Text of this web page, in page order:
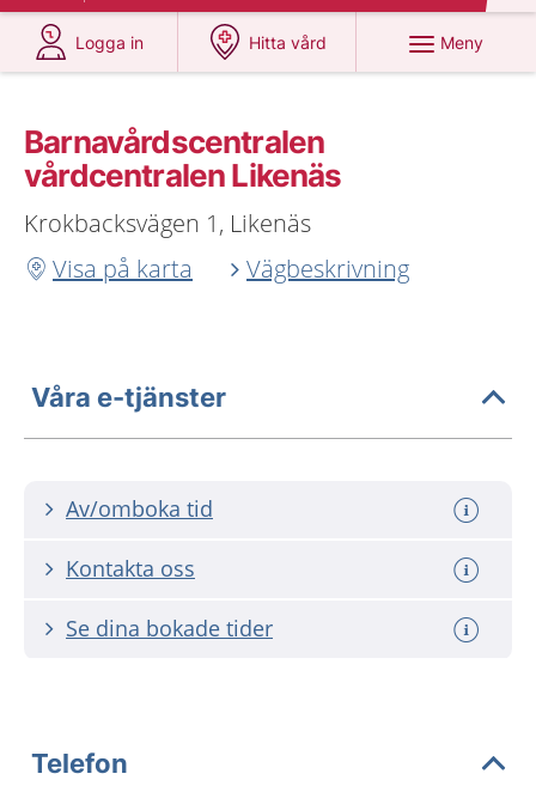
Logga in
på 1177.se
Hitta vård
på 1177.se
Meny
Barnavårdscentralen
vårdcentralen Likenäs
Krokbacksvägen 1, Likenäs
Visa på karta
Vägbeskrivning
Våra e-tjänster
Av/omboka tid
Kontakta oss
Se dina bokade tider
Telefon